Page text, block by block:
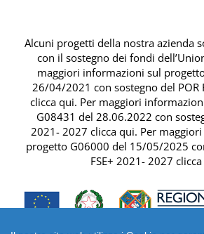
Alcuni progetti della nostra azienda
con il sostegno dei fondi
maggiori informazioni sul
26/04/2021 con sostegno del POR
clicca qui. Per maggiori
G08431 del 28.06.2022 con
2021- 2027 clicca qui. Per
progetto G06000 del 15/05/2025
FSE+ 2021- 2027